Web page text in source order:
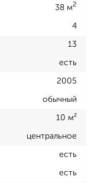
38 м2
4
13
есть
2005
обычный
10 м²
центральное
есть
есть